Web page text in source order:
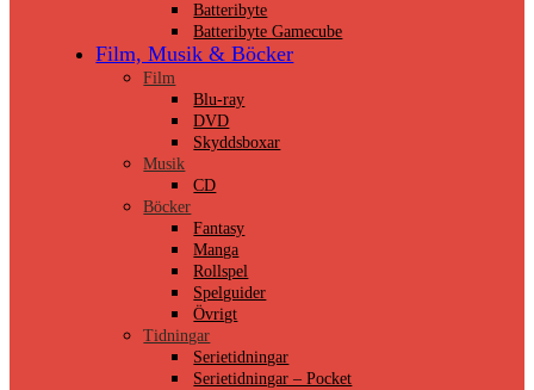
Batteribyte
Batteribyte Gamecube
Film, Musik & Böcker
Film
Blu-ray
DVD
Skyddsboxar
Musik
CD
Böcker
Fantasy
Manga
Rollspel
Spelguider
Övrigt
Tidningar
Serietidningar
Serietidningar – Pocket